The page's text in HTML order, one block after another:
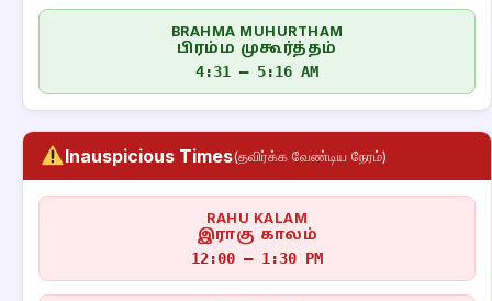
BRAHMA MUHURTHAM
பிரம்ம முகூர்த்தம்
4:31 – 5:16 AM
Inauspicious Times(தவிர்க்க வேண்டிய நேரம்)
RAHU KALAM
இராகு காலம்
12:00 – 1:30 PM